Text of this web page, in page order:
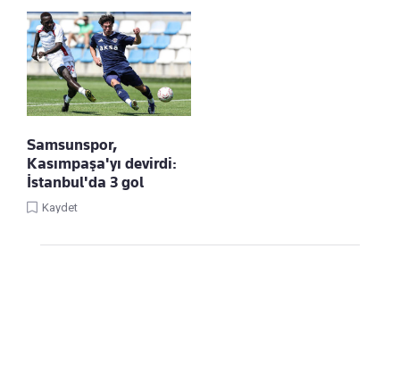
Samsunspor,
Kasımpaşa'yı devirdi:
İstanbul'da 3 gol
Kaydet